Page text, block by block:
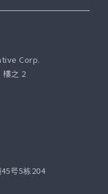
Corp.
樓之 2
号5栋204